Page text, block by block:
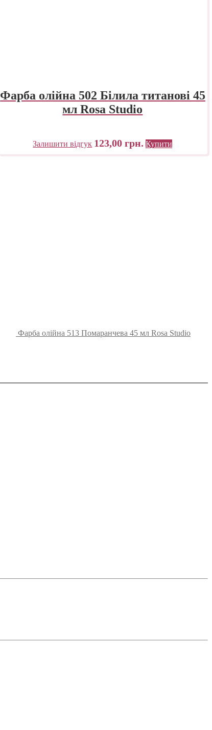
Фарба олійна 502 Білила титанові 45
мл Rosa Studio
Залишити відгук 123,00грн. Купити
Фарба олійна 513 Помаранчева 45 мл Rosa Studio